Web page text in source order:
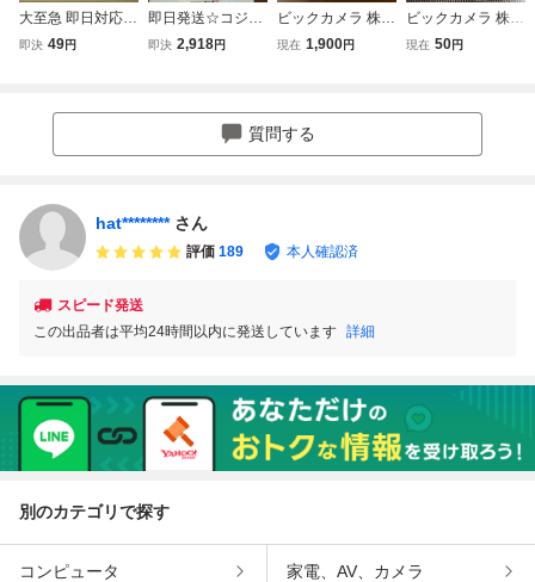
大至急 即日対応
送料無料☆ビック
即決 49円
即日発送☆コジマ
株主優待券3000円
券 割引券 クーポ
ン ポイント消化 P
即決 2,918円
ビックカメラ 株主
優待 2026.11.30
現在 1,900円
ビックカメラ 株主
優待 3%ポイント
現在 50円
質問する
hat******** さん
評価 189 本人確認済
スピード発送
この出品者は平均24時間以内に発送しています 詳細
別のカテゴリで探す
コンピュータ 家電、AV、カメラ